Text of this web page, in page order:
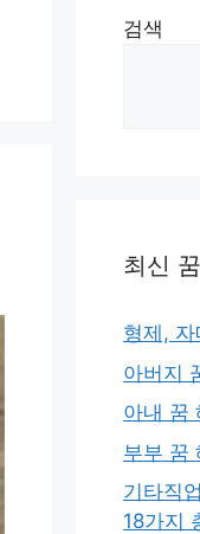
검색
최신
형제,
아버지
아내 꿈
부부 꿈
기타직
18가지